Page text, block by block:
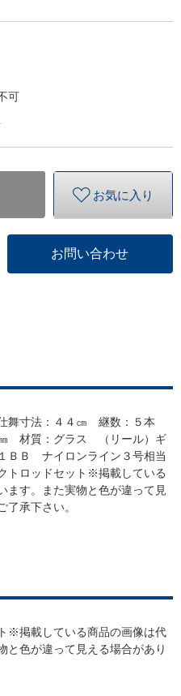
可
お気に入り
お問い合わせ
舞寸法：４４㎝ 継数：５本
材質：グラス （リール）ギ
ＢＢ ナイロンライン３号相当
トロッドセット※掲載している
ます。また実物と色が違って見
了承下さい。
※掲載している商品の画像は代
と色が違って見える場合があり